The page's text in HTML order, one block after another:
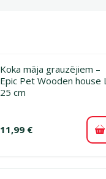
Koka māja grauzējiem –
Epic Pet Wooden house
25 cm
11,99 €